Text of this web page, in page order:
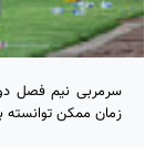
سرمربی نیم فصل
زمان ممکن توانسته